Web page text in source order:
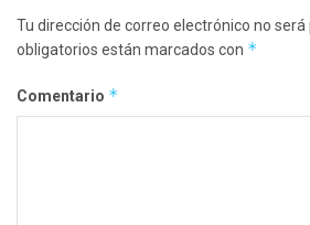
Tu dirección de correo electrónico no será
obligatorios están marcados con *
Comentario *